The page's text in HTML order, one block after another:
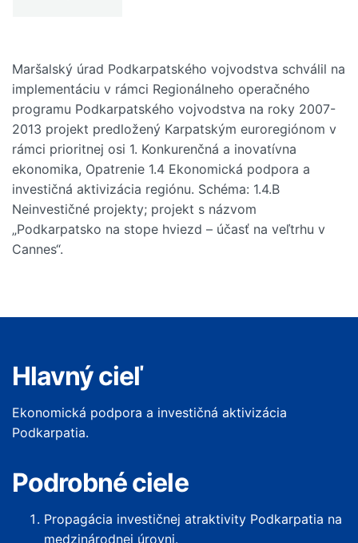
Maršalský úrad Podkarpatského vojvodstva schválil na
implementáciu v rámci Regionálneho operačného
programu Podkarpatského vojvodstva na roky 2007-
2013 projekt predložený Karpatským euroregiónom v
rámci prioritnej osi 1. Konkurenčná a inovatívna
ekonomika, Opatrenie 1.4 Ekonomická podpora a
investičná aktivizácia regiónu. Schéma: 1.4.B
Neinvestičné projekty; projekt s názvom
„Podkarpatsko na stope hviezd – účasť na veľtrhu v
Cannes“.
Hlavný cieľ
Ekonomická podpora a investičná aktivizácia
Podkarpatia.
Podrobné ciele
Propagácia investičnej atraktivity Podkarpatia na
medzinárodnej úrovni.